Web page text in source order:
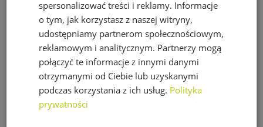
Sterowniki Nawadniania
Sterowniki Drip Drop
Sterowniki Hunter
Sterowniki Rain Bird
Studzienki czerpalne
spersonalizować treści i reklamy. Informacje
o tym, jak korzystasz z naszej witryny,
udostępniamy partnerom społecznościowym,
reklamowym i analitycznym. Partnerzy mogą
połączyć te informacje z innymi danymi
otrzymanymi od Ciebie lub uzyskanymi
podczas korzystania z ich usług. Polityka
prywatności